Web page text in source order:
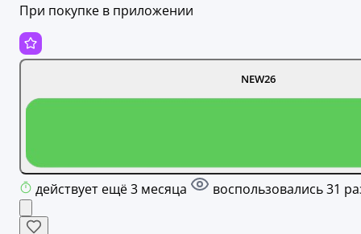
При покупке в приложении
NEW26
действует ещё 3 месяца воспользовались 31